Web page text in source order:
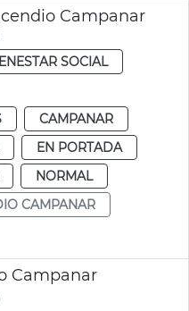
Campanar
SOCIAL
CAMPANAR
EN PORTADA
NORMAL
CAMPANAR
Campanar